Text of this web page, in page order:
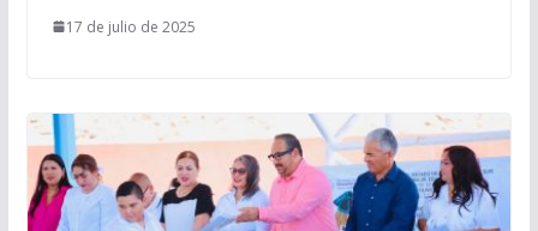
17 de julio de 2025